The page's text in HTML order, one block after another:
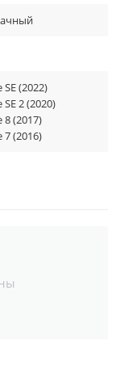
(2022)
2 (2020)
8 (2017)
7 (2016)